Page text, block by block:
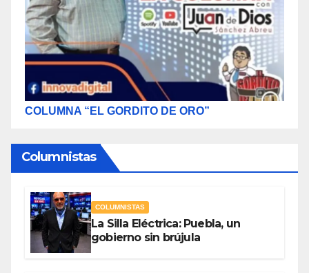
COLUMNA “EL GORDITO DE ORO”
Columnistas
COLUMNISTAS
La Silla Eléctrica: Puebla, un
gobierno sin brújula